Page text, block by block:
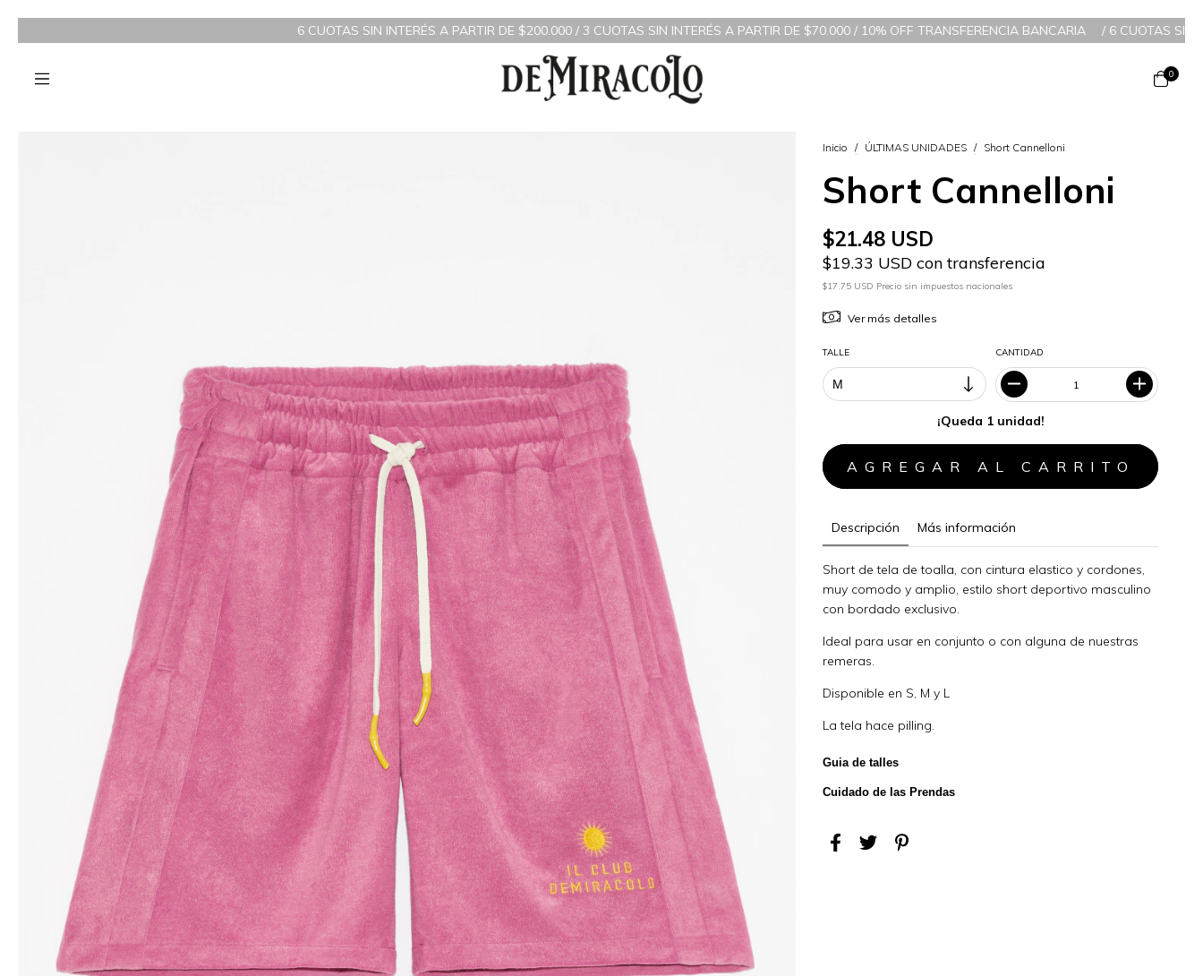
6 CUOTAS SIN INTERÉS A PARTIR DE $200.000 / 3 CUOTAS SIN INTERÉS A PARTIR DE $70.000 / 10% OFF TRANSFERENCIA BANCARIA /6 CUOTAS SIN INTERÉS A
0
Inicio / ÚLTIMAS UNIDADES / Short Cannelloni
Short Cannelloni
$21.48 USD
$19.33 USD con transferencia
$17.75 USD Precio sin impuestos nacionales
Ver más detalles
TALLE CANTIDAD
¡Queda 1 unidad!
Descripción Más información
Short de tela de toalla, con cintura elastico y cordones,
muy comodo y amplio, estilo short deportivo masculino
con bordado exclusivo.
Ideal para usar en conjunto o con alguna de nuestras
remeras.
Disponible en S, M y L
La tela hace pilling.
Guia de talles
Cuidado de las Prendas